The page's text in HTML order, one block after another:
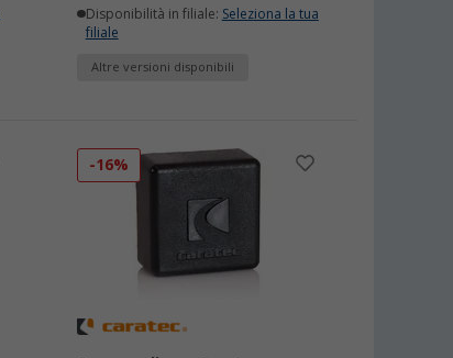
Disponibilità in filiale: Seleziona la tua
filiale
Altre versioni disponibili
-16%